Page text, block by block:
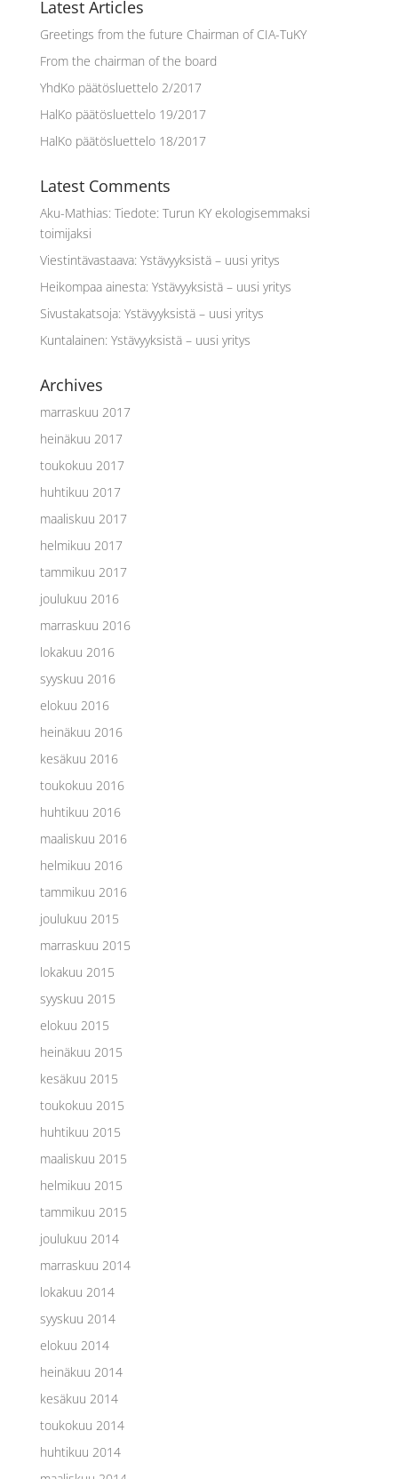
Latest Articles
Greetings from the future Chairman of CIA-TuKY
From the chairman of the board
YhdKo päätösluettelo 2/2017
HalKo päätösluettelo 19/2017
HalKo päätösluettelo 18/2017
Latest Comments
Aku-Mathias: Tiedote: Turun KY ekologisemmaksi
toimijaksi
Viestintävastaava: Ystävyyksistä – uusi yritys
Heikompaa ainesta: Ystävyyksistä – uusi yritys
Sivustakatsoja: Ystävyyksistä – uusi yritys
Kuntalainen: Ystävyyksistä – uusi yritys
Archives
marraskuu 2017
heinäkuu 2017
toukokuu 2017
huhtikuu 2017
maaliskuu 2017
helmikuu 2017
tammikuu 2017
joulukuu 2016
marraskuu 2016
lokakuu 2016
syyskuu 2016
elokuu 2016
heinäkuu 2016
kesäkuu 2016
toukokuu 2016
huhtikuu 2016
maaliskuu 2016
helmikuu 2016
tammikuu 2016
joulukuu 2015
marraskuu 2015
lokakuu 2015
syyskuu 2015
elokuu 2015
heinäkuu 2015
kesäkuu 2015
toukokuu 2015
huhtikuu 2015
maaliskuu 2015
helmikuu 2015
tammikuu 2015
joulukuu 2014
marraskuu 2014
lokakuu 2014
syyskuu 2014
elokuu 2014
heinäkuu 2014
kesäkuu 2014
toukokuu 2014
huhtikuu 2014